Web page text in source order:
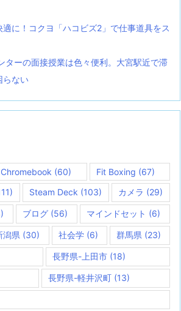
に！コクヨ「ハコビズ2」で仕事道具をス
ターの面接授業は色々便利。大宮駅近で滞
らない
Chromebook (60) Fit Boxing (67)
Steam Deck (103) カメラ (29)
ブログ (56) マインドセット (6)
潟県 (30) 社会学(6) 群馬県 (23)
長野県-上田市(18)
長野県-軽井沢町 (13)